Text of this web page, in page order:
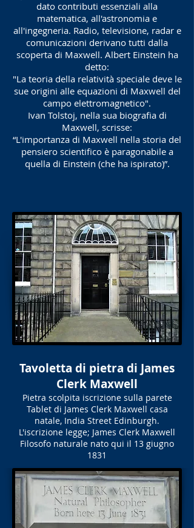
dato contributi essenziali alla
matematica, all'astronomia e
all'ingegneria. Radio, televisione, radar e
comunicazioni derivano tutti dalla
scoperta di Maxwell. Albert Einstein ha
detto:
"La teoria della relatività speciale deve le
sue origini alle equazioni di Maxwell del
campo elettromagnetico".
Ivan Tolstoj, nella sua biografia di
Maxwell, scrisse:
“L'importanza di Maxwell nella storia del
pensiero scientifico è paragonabile a
quella di Einstein (che ha ispirato)”.
Tavoletta di pietra di James
Clerk Maxwell
Pietra scolpita iscrizione sulla parete
Tablet di James Clerk Maxwell casa
natale, India Street Edinburgh.
L'iscrizione legge; James Clerk Maxwell
Filosofo naturale nato qui il 13 giugno
1831